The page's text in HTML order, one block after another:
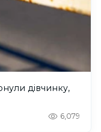
дівчинку,
6,079